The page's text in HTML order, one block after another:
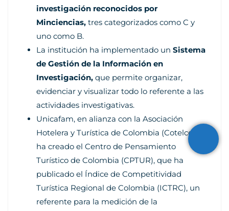
investigación reconocidos por
Minciencias, tres categorizados como C y
uno como B.
La institución ha implementado un Sistema
de Gestión de la Información en
Investigación, que permite organizar,
evidenciar y visualizar todo lo referente a las
actividades investigativas.
Unicafam, en alianza con la Asociación
Hotelera y Turística de Colombia (Cotelco),
ha creado el Centro de Pensamiento
Turístico de Colombia (CPTUR), que ha
publicado el Índice de Competitividad
Turística Regional de Colombia (ICTRC), un
referente para la medición de la